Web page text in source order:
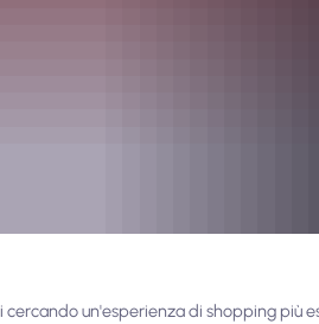
cercando un'esperienza di shopping più